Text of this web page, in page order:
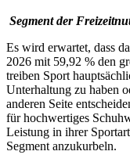
Segment der
Es wird erwartet, dass
2026 mit 59,92 % den
treiben Sport
Unterhaltung zu haben
anderen Seite
für hochwertiges
Leistung in ihrer
Segment anzukurbeln.